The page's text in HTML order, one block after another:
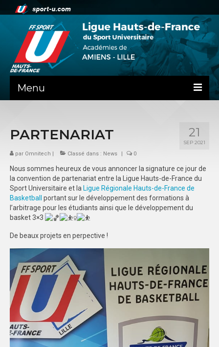
Menu
PRÉSENTATION
ADMINISTRATIF
SPORTS CO
FEUILLES DE MATCH
SPORTS IND
FORMATION
COMMUNICATION
CHAMPIONNATS DE FRANCE
PHOTOTHÈQUE
AMIENS
LILLE
21
SEP 2021
PARTENARIAT
par Omnitech | Classé dans : News | 0
Nous sommes heureux de vous annoncer la signature ce jour de
la convention de partenariat entre la Ligue Hauts-de-France du
Sport Universitaire et la Ligue Régionale Hauts-de-France de
Basketball
portant sur le développement des formations à
l’arbitrage pour les étudiants ainsi que le développement du
basket 3×3
De beaux projets en perpective !